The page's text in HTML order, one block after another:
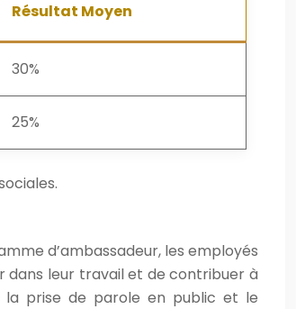
Résultat Moyen
30%
25%
d’ambassadeur, les employés
dans leur travail et de contribuer à
la prise de parole en public et le